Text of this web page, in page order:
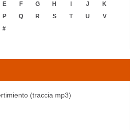
E F G H J
K
P Q R S T U
V
#
(traccia mp3)